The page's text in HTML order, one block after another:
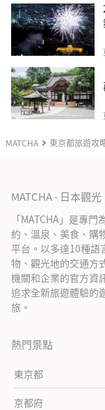
MATCHA 東京都旅遊攻
MATCHA - 日本觀
「MATCHA」是專
約、溫泉、美食、購
平台。以多達10種語
物、觀光地的交通方
機關和企業的官方資
追求全新旅遊體驗的
旅。
熱門景點
東京都
京都府